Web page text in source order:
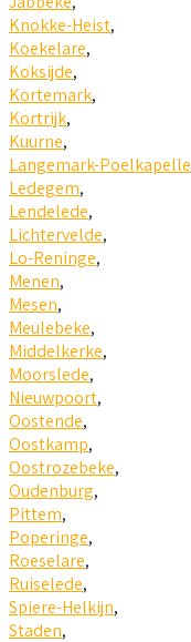
Knokke-Heist,
Koekelare,
Koksijde,
Kortemark,
Kortrijk,
Kuurne,
Langemark-Poelkapelle
Ledegem,
Lendelede,
Lichtervelde,
Lo-Reninge,
Menen,
Mesen,
Meulebeke,
Middelkerke,
Moorslede,
Nieuwpoort,
Oostende,
Oostkamp,
Oostrozebeke,
Oudenburg,
Pittem,
Poperinge,
Roeselare,
Ruiselede,
Spiere-Helkijn,
Staden,